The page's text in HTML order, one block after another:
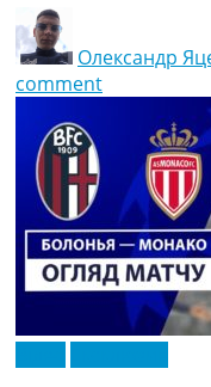
Олександр
comment